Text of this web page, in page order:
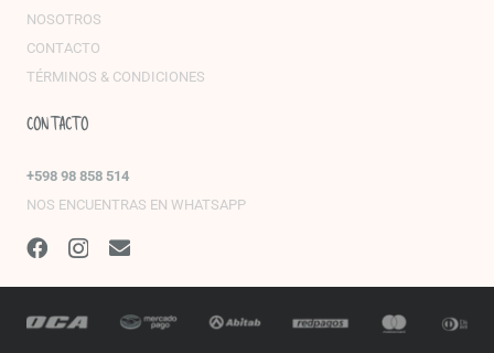
NOSOTROS
CONTACTO
TÉRMINOS & CONDICIONES
CONTACTO
+598 98 858 514
NOS ENCUENTRAS EN WHATSAPP